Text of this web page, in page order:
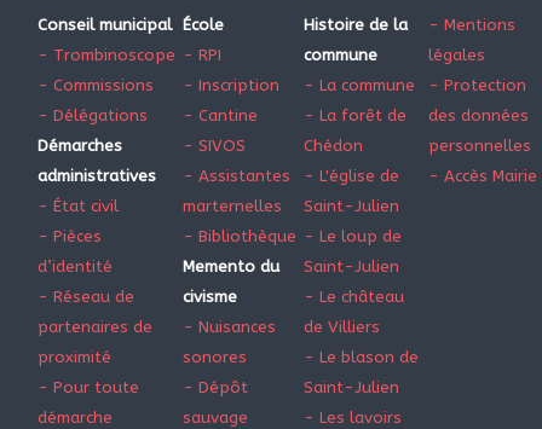
Conseil municipal
- Trombinoscope
- Commissions
- Délégations
Démarches
administratives
- État civil
- Pièces
d’identité
- Réseau de
partenaires de
proximité
- Pour toute
démarche
École
- RPI
- Inscription
- Cantine
- SIVOS
- Assistantes
marternelles
- Bibliothèque
Memento du
civisme
- Nuisances
sonores
- Dépôt
sauvage
Histoire de la
commune
- La commune
- La forêt de
Chédon
- L'église de
Saint-Julien
- Le loup de
Saint-Julien
- Le château
de Villiers
- Le blason de
Saint-Julien
- Les lavoirs
- Mentions
légales
- Protection
des données
personnelles
- Accès Mairie